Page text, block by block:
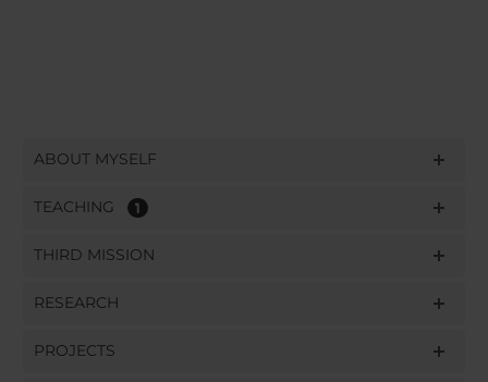
ABOUT MYSELF
TEACHING 1
THIRD MISSION
RESEARCH
PROJECTS